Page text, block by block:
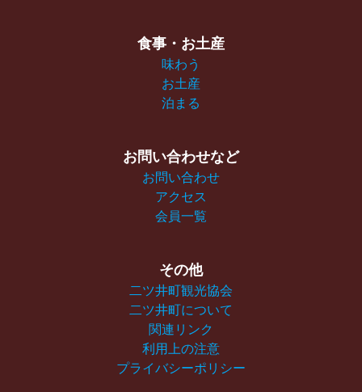
食事・お土産
味わう
お土産
泊まる
お問い合わせなど
お問い合わせ
アクセス
会員一覧
その他
二ツ井町観光協会
二ツ井町について
関連リンク
利用上の注意
プライバシーポリシー